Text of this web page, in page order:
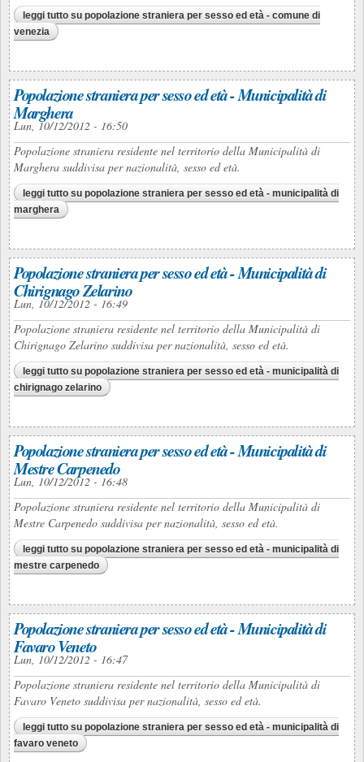
leggi tutto su popolazione straniera per sesso ed età - comune di
venezia
Popolazione straniera per sesso ed età - Municipalità di
Marghera
Lun, 10/12/2012 - 16:50
Popolazione straniera residente nel territorio della Municipalità di
Marghera suddivisa per nazionalità, sesso ed età.
leggi tutto su popolazione straniera per sesso ed età - municipalità di
marghera
Popolazione straniera per sesso ed età - Municipalità di
Chirignago Zelarino
Lun, 10/12/2012 - 16:49
Popolazione straniera residente nel territorio della Municipalità di
Chirignago Zelarino suddivisa per nazionalità, sesso ed età.
leggi tutto su popolazione straniera per sesso ed età - municipalità di
chirignago zelarino
Popolazione straniera per sesso ed età - Municipalità di
Mestre Carpenedo
Lun, 10/12/2012 - 16:48
Popolazione straniera residente nel territorio della Municipalità di
Mestre Carpenedo suddivisa per nazionalità, sesso ed età.
leggi tutto su popolazione straniera per sesso ed età - municipalità di
mestre carpenedo
Popolazione straniera per sesso ed età - Municipalità di
Favaro Veneto
Lun, 10/12/2012 - 16:47
Popolazione straniera residente nel territorio della Municipalità di
Favaro Veneto suddivisa per nazionalità, sesso ed età.
leggi tutto su popolazione straniera per sesso ed età - municipalità di
favaro veneto